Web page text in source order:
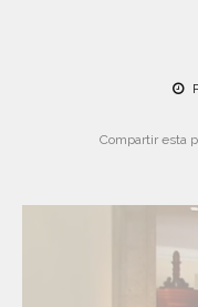
Compartir esta